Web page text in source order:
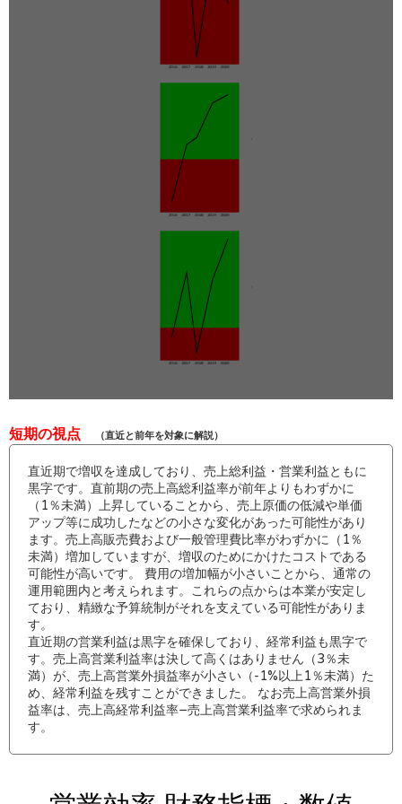
短期の視点 （直近と前年を対象に解説）
直近期で増収を達成しており、売上総利益・営業利益ともに
黒字です。直前期の売上高総利益率が前年よりもわずかに
（1％未満）上昇していることから、売上原価の低減や単価
アップ等に成功したなどの小さな変化があった可能性があり
ます。売上高販売費および一般管理費比率がわずかに（1％
未満）増加していますが、増収のためにかけたコストである
可能性が高いです。 費用の増加幅が小さいことから、通常の
運用範囲内と考えられます。これらの点からは本業が安定し
ており、精緻な予算統制がそれを支えている可能性がありま
す。
直近期の営業利益は黒字を確保しており、経常利益も黒字で
す。売上高営業利益率は決して高くはありません（3％未
満）が、売上高営業外損益率が小さい（-1%以上1％未満）た
め、経常利益を残すことができました。 なお売上高営業外損
益率は、売上高経常利益率−売上高営業利益率で求められま
す。